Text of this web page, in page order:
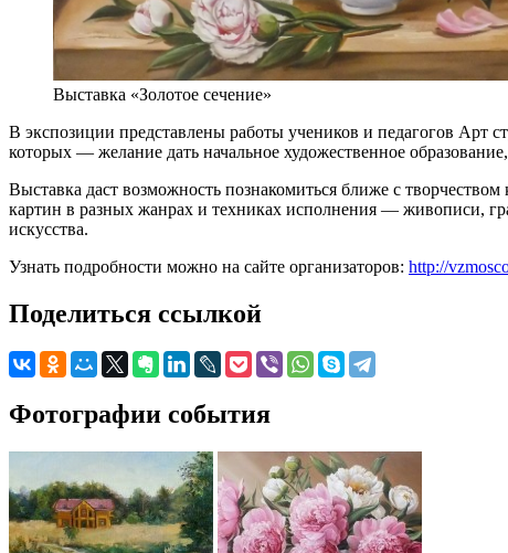
Выставка «Золотое сечение»
В экспозиции представлены работы учеников и педагогов Арт
которых — желание дать начальное художественное
Выставка даст возможность познакомиться ближе с
картин в разных жанрах и техниках исполнения — живописи,
искусства.
Узнать подробности можно на сайте организаторов: http://
Поделиться ссылкой
Фотографии события